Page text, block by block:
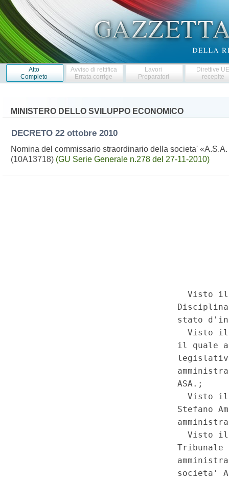
Atto
Completo
Avviso di rettifica
Errata corrige
Lavori
Preparatori
Direttive
recepite
MINISTERO DELLO SVILUPPO ECONOMICO
DECRETO 22 ottobre 2010
Nomina del commissario straordinario della societa'
(10A13718) (GU Serie Generale n.278 del 27-11-2010)